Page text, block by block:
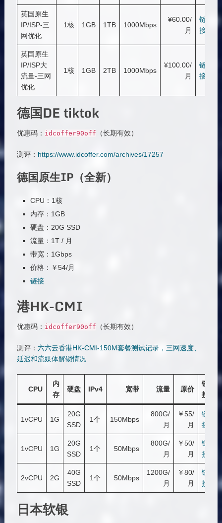
英国原生
IP/ISP-三
网优化
1核 1GB 1TB 1000Mbps
¥60.00/
月
链
接
英国原生
IP/ISP大
流量-三网
优化
1核 1GB 2TB 1000Mbps
¥100.00/
月
链
接
德国DE tiktok
优惠码： idcoffer90off （长期有效）
测评： https://www.idcoffer.com/archives/17257
德国原生IP（全新）
CPU：1核
内存：1GB
硬盘：20G SSD
流量：1T / 月
带宽：1Gbps
价格：￥54/月
链接
港HK-CMI
优惠码： idcoffer90off （长期有效）
测评： 六六云香港HK-CMI-150M套餐测试记录，三网速度、
延迟和流媒体解锁情况
CPU
内
存
硬盘 IPv4 宽带 流量 原价
链
接
1vCPU 1G
20G
SSD
1个 150Mbps
800G/
月
￥55/
月
链
接
1vCPU 1G
20G
SSD
1个 50Mbps
800G/
月
￥50/
月
链
接
2vCPU 2G
40G
SSD
1个 50Mbps
1200G/
月
￥80/
月
链
接
日本软银